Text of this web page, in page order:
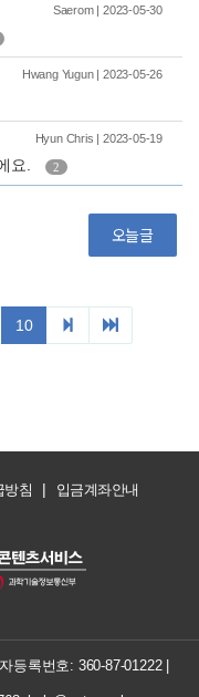
방침 | 입금계좌안내
등록번호: 360-87-01222|